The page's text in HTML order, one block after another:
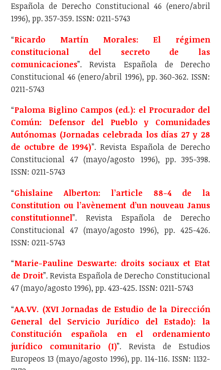
Española de Derecho Constitucional 46 (enero/abril
1996), pp. 357-359. ISSN: 0211-5743
“Ricardo Martín Morales: El régimen
constitucional del secreto de las
comunicaciones”. Revista Española de Derecho
Constitucional 46 (enero/abril 1996), pp. 360-362. ISSN:
0211-5743
“Paloma Biglino Campos (ed.): el Procurador del
Común: Defensor del Pueblo y Comunidades
Autónomas (Jornadas celebrada los días 27 y 28
de octubre de 1994)”. Revista Española de Derecho
Constitucional 47 (mayo/agosto 1996), pp. 395-398.
ISSN: 0211-5743
“Ghislaine Alberton: l’article 88-4 de la
Constitution ou l’avènement d’un nouveau Janus
constitutionnel”. Revista Española de Derecho
Constitucional 47 (mayo/agosto 1996), pp. 425-426.
ISSN: 0211-5743
“Marie-Pauline Deswarte: droits sociaux et Etat
de Droit”. Revista Española de Derecho Constitucional
47 (mayo/agosto 1996), pp. 423-425. ISSN: 0211-5743
“AA.VV. (XVI Jornadas de Estudio de la Dirección
General del Servicio Jurídico del Estado): la
Constitución española en el ordenamiento
jurídico comunitario (I)”. Revista de Estudios
Europeos 13 (mayo/agosto 1996), pp. 114-116. ISSN: 1132-